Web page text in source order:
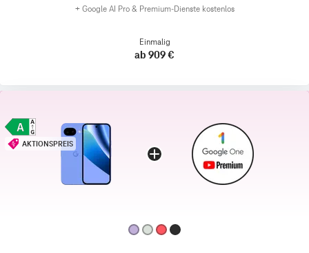
+ Google AI Pro & Premium-Dienste kostenlos
Einmalig
ab 909 €
AKTIONSPREIS